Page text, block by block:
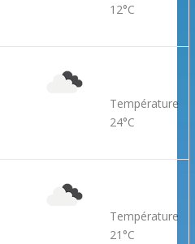
12°C
Température
24°C
Température
21°C